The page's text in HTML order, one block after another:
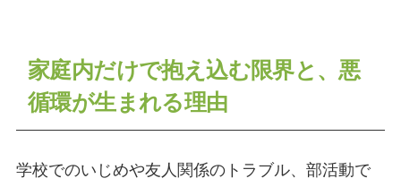
家庭内だけで抱え込む限界と、悪
循環が生まれる理由
学校でのいじめや友人関係のトラブル、部活動で